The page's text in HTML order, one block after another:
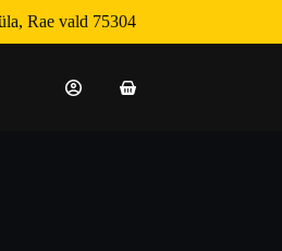
Rae vald 75304